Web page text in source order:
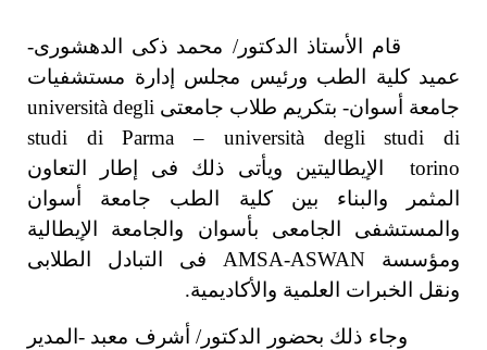
قام الأستاذ الدكتور/ محمد ذكى الدهشورى-
عميد كلية الطب ورئيس مجلس إدارة مستشفيات
جامعة أسوان- بتكريم طلاب جامعتى università degli
studi di Parma – università degli studi di
torino
الإيطاليتين ويأتى ذلك فى إطار التعاون
المثمر والبناء بين كلية الطب جامعة أسوان
والمستشفى الجامعى بأسوان والجامعة الإيطالية
ومؤسسة AMSA-ASWAN فى التبادل الطلابى
ونقل الخبرات العلمية والأكاديمية.
وجاء ذلك بحضور الدكتور/ أشرف معبد -المدير